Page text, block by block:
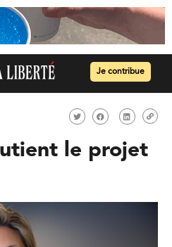
Je contribue
le projet